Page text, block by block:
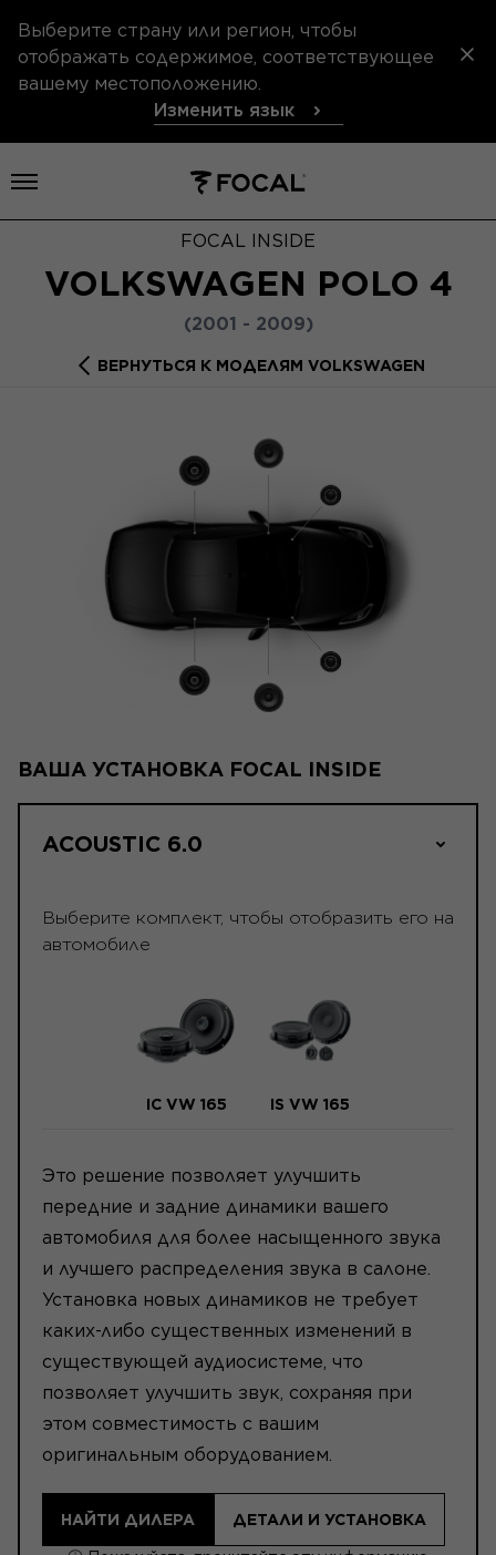
Выберите страну или регион, чтобы
отображать содержимое, соответствующее
вашему местоположению.
Изменить язык
Открыть меню
FOCAL INSIDE
VOLKSWAGEN POLO 4
(2001 - 2009)
ВЕРНУТЬСЯ К МОДЕЛЯМ VOLKSWAGEN
ВАША УСТАНОВКА FOCAL INSIDE
ACOUSTIC 6.0
Выберите комплект, чтобы отобразить его на
автомобиле
IC VW 165 IS VW 165
Это решение позволяет улучшить
передние и задние динамики вашего
автомобиля для более насыщенного звука
и лучшего распределения звука в салоне.
Установка новых динамиков не требует
каких-либо существенных изменений в
существующей аудиосистеме, что
позволяет улучшить звук, сохраняя при
этом совместимость с вашим
оригинальным оборудованием.
НАЙТИ ДИЛЕРА ДЕТАЛИ И УСТАНОВКА